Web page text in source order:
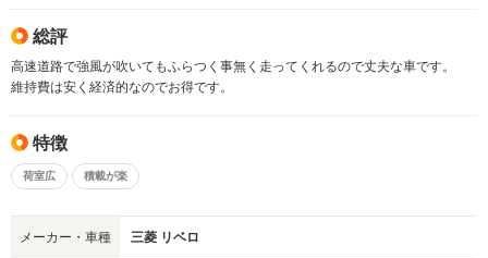
総評
高速道路で強風が吹いてもふらつく事無く走ってくれるので丈夫な車です。
維持費は安く経済的なのでお得です。
特徴
荷室広 積載が楽
メーカー・車種 三菱 リベロ